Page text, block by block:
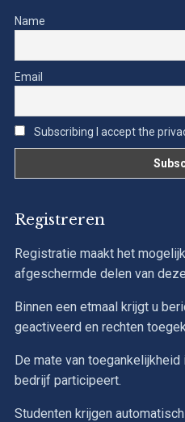
Name
Email
Subscribing I accept the
Registreren
Registratie maakt het
afgeschermde delen van
Binnen een etmaal krijgt u
geactiveerd en rechten
De mate van
bedrijf participeert.
Studenten krijgen